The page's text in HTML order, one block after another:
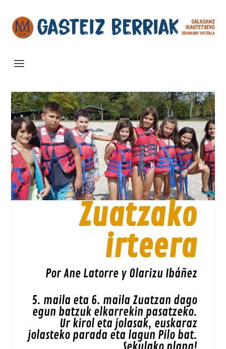
Zuatzako
irteera
Por Ane Latorre y Olarizu Ibáñez
5. maila eta 6. maila Zuatzan dago
egun batzuk elkarrekin pasatzeko.
Ur kirol eta jolasak, euskaraz
jolasteko parada eta lagun Pilo bat.